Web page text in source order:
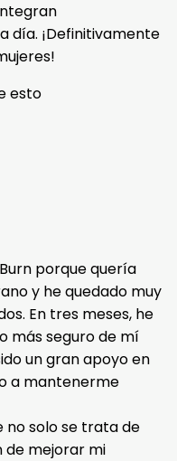
día. ¡Definitivamente
esto
porque quería
y he quedado muy
En tres meses, he
más seguro de mí
un gran apoyo en
a mantenerme
no solo se trata de
de mejorar mi